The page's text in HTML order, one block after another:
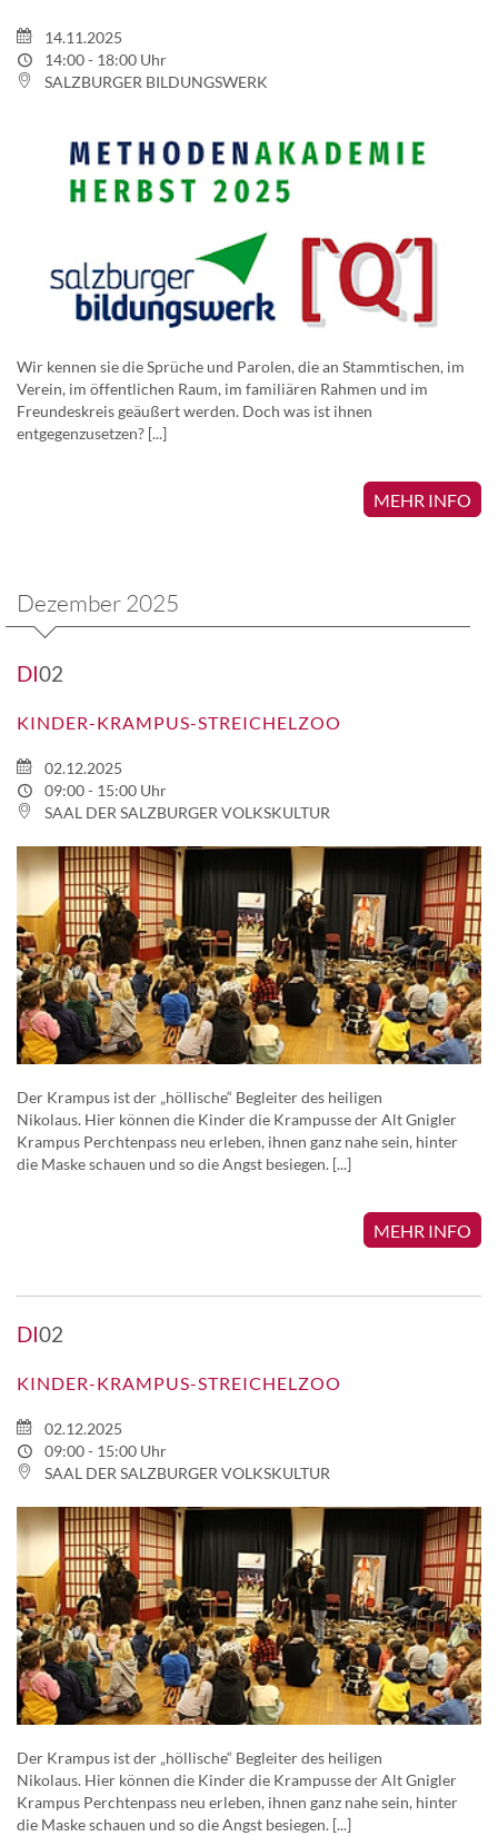
14.11.2025
14:00 - 18:00 Uhr
SALZBURGER BILDUNGSWERK
Wir kennen sie die Sprüche und Parolen, die an Stammtischen, im
Verein, im öffentlichen Raum, im familiären Rahmen und im
Freundeskreis geäußert werden. Doch was ist ihnen
entgegenzusetzen? [...]
MEHR INFO
Dezember 2025
DI02
KINDER-KRAMPUS-STREICHELZOO
02.12.2025
09:00 - 15:00 Uhr
SAAL DER SALZBURGER VOLKSKULTUR
Der Krampus ist der „höllische“ Begleiter des heiligen
Nikolaus. Hier können die Kinder die Krampusse der Alt Gnigler
Krampus Perchtenpass neu erleben, ihnen ganz nahe sein, hinter
die Maske schauen und so die Angst besiegen. [...]
MEHR INFO
DI02
KINDER-KRAMPUS-STREICHELZOO
02.12.2025
09:00 - 15:00 Uhr
SAAL DER SALZBURGER VOLKSKULTUR
Der Krampus ist der „höllische“ Begleiter des heiligen
Nikolaus. Hier können die Kinder die Krampusse der Alt Gnigler
Krampus Perchtenpass neu erleben, ihnen ganz nahe sein, hinter
die Maske schauen und so die Angst besiegen. [...]